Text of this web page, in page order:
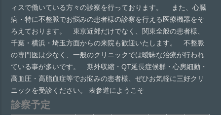
ィスで働いている方々の診察を行っております。 また、心臓
病・特に不整脈でお悩みの患者様の診察を行える医療機器をそ
ろえております。 東京近郊だけでなく、関東全般の患者様、
千葉・横浜・埼玉方面からの来院も歓迎いたします。 不整脈
の専門医は少なく、一般のクリニックでは曖昧な治療が行われ
ている事が多いです。 期外収縮・QT延長症候群・心房細動・
高血圧・高脂血症等でお悩みの患者様、ぜひお気軽に三好クリ
ニックを受診ください。 表参道にようこそ
診察予定